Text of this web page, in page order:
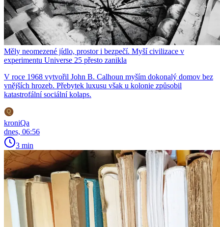
Měly neomezené jídlo, prostor i bezpečí. Myší civilizace v
experimentu Universe 25 přesto zanikla
V roce 1968 vytvořil John B. Calhoun myším dokonalý domov bez
vnějších hrozeb. Přebytek luxusu však u kolonie způsobil
katastrofální sociální kolaps.
kroniQa
dnes, 06:56
3 min